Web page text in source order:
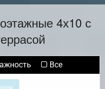
4х10 с
Все